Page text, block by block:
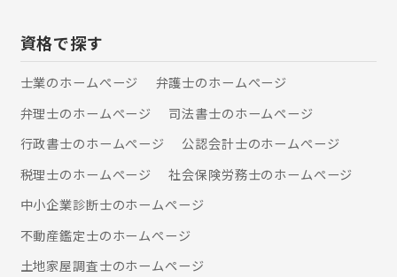
資格で探す
士業のホームぺージ
弁護士のホームぺージ
弁理士のホームぺージ
司法書士のホームぺージ
行政書士のホームぺージ
公認会計士のホームぺージ
税理士のホームぺージ
社会保険労務士のホームぺージ
中小企業診断士のホームぺージ
不動産鑑定士のホームぺージ
土地家屋調査士のホームぺージ